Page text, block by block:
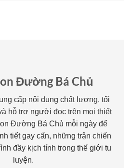
Đường Bá Chủ
cấp nội dung chất lượng, tối
hỗ trợ người đọc trên mọi thiết
Đường Bá Chủ mỗi ngày để
tiết gay cấn, những trận chiến
đầy kịch tính trong thế giới tu
luyện.